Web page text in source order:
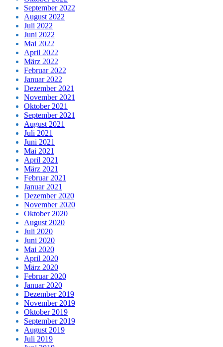
September 2022
August 2022
Juli 2022
Juni 2022
Mai 2022
April 2022
März 2022
Februar 2022
Januar 2022
Dezember 2021
November 2021
Oktober 2021
September 2021
August 2021
Juli 2021
Juni 2021
Mai 2021
April 2021
März 2021
Februar 2021
Januar 2021
Dezember 2020
November 2020
Oktober 2020
August 2020
Juli 2020
Juni 2020
Mai 2020
April 2020
März 2020
Februar 2020
Januar 2020
Dezember 2019
November 2019
Oktober 2019
September 2019
August 2019
Juli 2019